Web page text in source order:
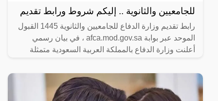
للجامعيين والثانوية .. إليكم شروط ورابط تقديم
رابط تقديم وزارة الدفاع للجامعيين والثانوية 1445 القبول
الموحد عبر بوابة afca.mod.gov.sa ، في بيان رسمي
أعلنت وزارة الدفاع بالمملكة العربية السعودية متمثلة